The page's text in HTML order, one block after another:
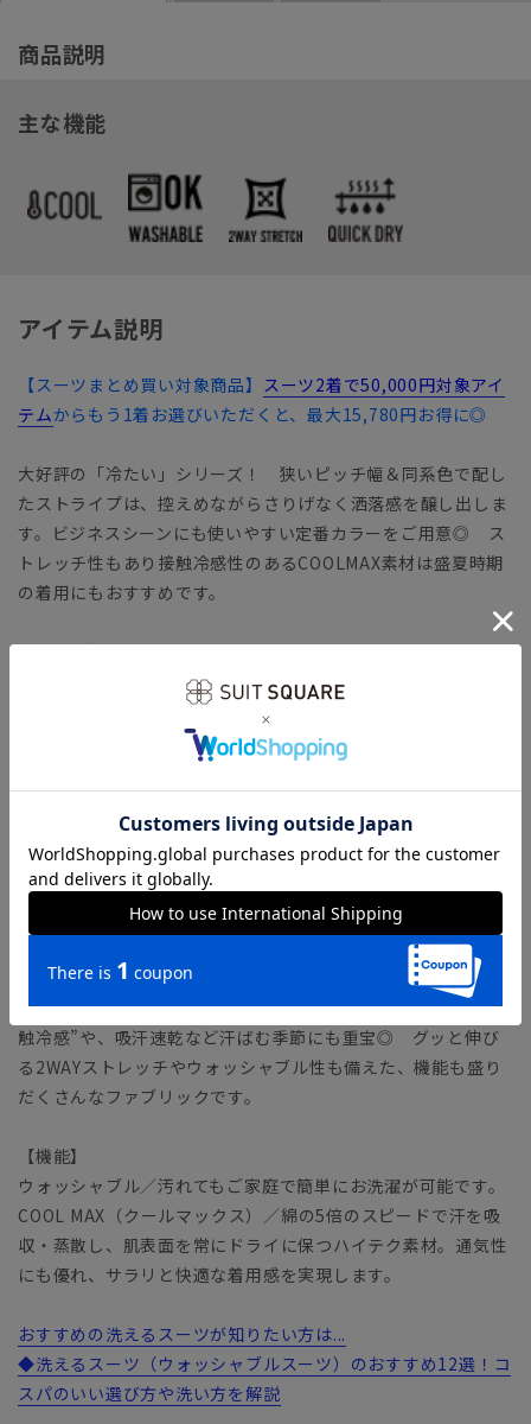
商品説明
主な機能
アイテム説明
【スーツまとめ買い対象商品】 スーツ2着で50,000円対象アイ
テムからもう1着お選びいただくと、最大15,780円お得に◎
大好評の「冷たい」シリーズ！ 狭いピッチ幅＆同系色で配し
たストライプは、控えめながらさりげなく洒落感を醸し出しま
す。ビジネスシーンにも使いやすい定番カラーをご用意◎ ス
トレッチ性もあり接触冷感性のあるCOOLMAX素材は盛夏時期
の着用にもおすすめです。
【モデル】 MODERN CLASSIC MODEL（CH22）
コンパクトフォルムのジャケットに、シャープなテーパードパ
ンツをセットした人気のタイトフィットモデル。モダンなシル
エットながら、軽めの副資材で窮屈さを感じさせません。ラウ
ンドしたフロントカットやサイドベンツなど、クラシカルなデ
ィテールが特徴です。
「MODERN CLASSIC MODEL（モダンクラシック・モデ
ル）」とは？
清涼感のあるトロピカル生地を使用。一般的なポリエステルよ
りも細い糸を使用し、軽やか＆ウールのようなハリ感のある風
合いに仕上げました。着用した際にひんやり冷たく感じる“接
触冷感”や、吸汗速乾など汗ばむ季節にも重宝◎ グッと伸び
る2WAYストレッチやウォッシャブル性も備えた、機能も盛り
だくさんなファブリックです。
【機能】
ウォッシャブル／汚れてもご家庭で簡単にお洗濯が可能です。
COOL MAX（クールマックス）／綿の5倍のスピードで汗を吸
収・蒸散し、肌表面を常にドライに保つハイテク素材。通気性
にも優れ、サラリと快適な着用感を実現します。
おすすめの洗えるスーツが知りたい方は...
◆洗えるスーツ（ウォッシャブルスーツ）のおすすめ12選！コ
スパのいい選び方や洗い方を解説